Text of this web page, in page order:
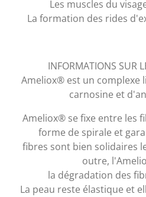
Les muscles du
La formation des rides
INFORMATIONS SUR
Ameliox® est un complexe
carnosine et
Ameliox® se fixe entre les
forme de spirale et
fibres sont bien solidaires
outre,
la dégradation des
La peau reste élastique et